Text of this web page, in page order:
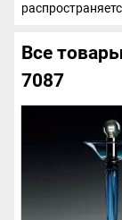
Все
7087